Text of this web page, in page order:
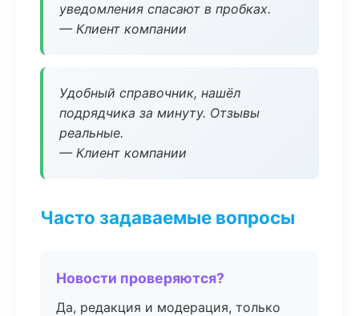
уведомления спасают в пробках.
— Клиент компании
Удобный справочник, нашёл
подрядчика за минуту. Отзывы
реальные.
— Клиент компании
Часто задаваемые вопросы
Новости проверяются?
Да, редакция и модерация, только